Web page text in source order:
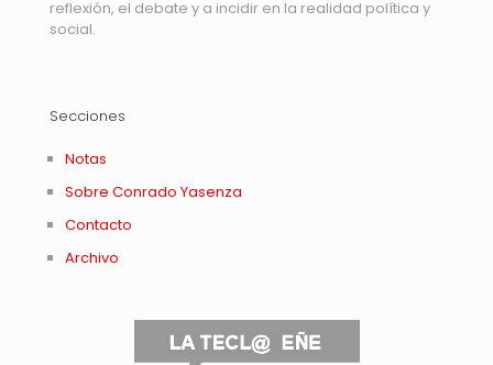
reflexión, el debate y a incidir en la realidad política y
social.
Secciones
Notas
Sobre Conrado Yasenza
Contacto
Archivo